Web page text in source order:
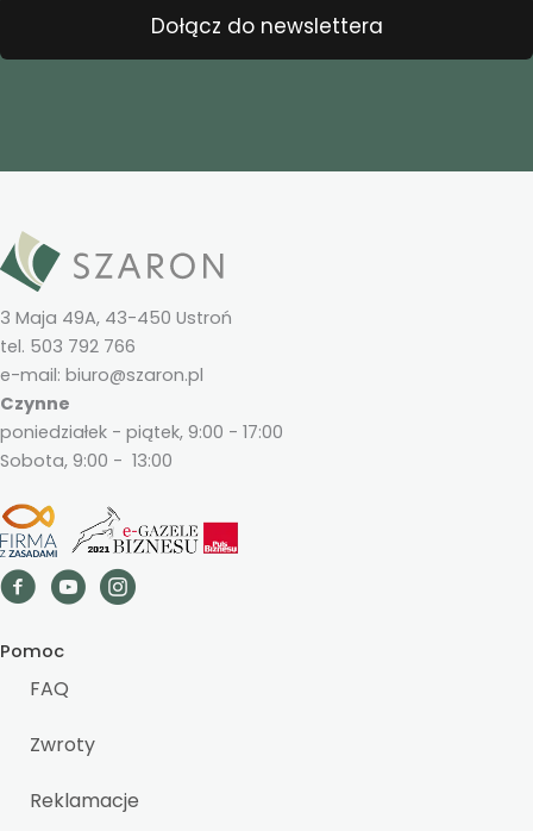
Dołącz do newslettera
3 Maja 49A, 43-450 Ustroń
tel. 503 792 766
e-mail: biuro@szaron.pl
Czynne
poniedziałek - piątek, 9:00 - 17:00
Sobota, 9:00 - 13:00
Pomoc
FAQ
Zwroty
Reklamacje